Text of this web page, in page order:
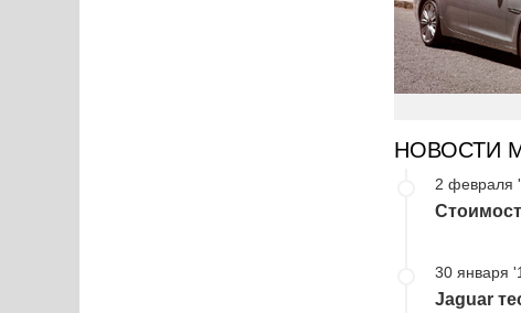
НОВОСТИ
2 февраля
30 января
Jaguar